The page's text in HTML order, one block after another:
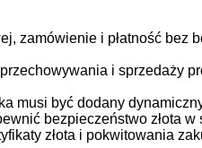
zamówienie i płatność bez
i sprzedaży
musi być dodany
bezpieczeństwo złota w
złota i pokwitowania